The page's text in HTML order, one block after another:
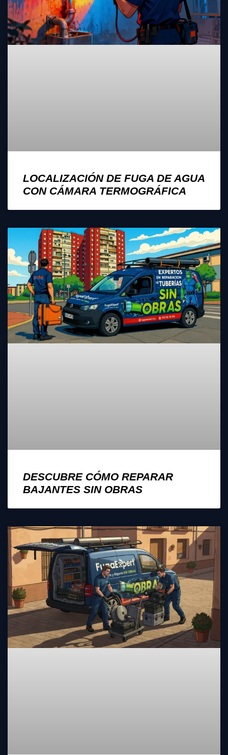
LOCALIZACIÓN DE FUGA DE AGUA
CON CÁMARA TERMOGRÁFICA
DESCUBRE CÓMO REPARAR
BAJANTES SIN OBRAS